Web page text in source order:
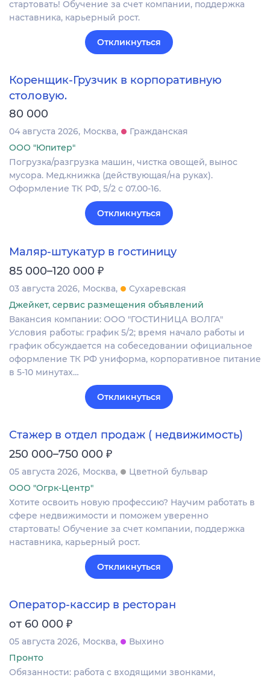
стартовать! Обучение за счет компании, поддержка
наставника, карьерный рост.
Откликнуться
Коренщик-Грузчик в корпоративную
столовую.
80 000
04 августа 2026 Москва
Гражданская
ООО "Юпитер"
Погрузка/разгрузка машин, чистка овощей, вынос
мусора. Мед.книжка (действующая/на руках).
Оформление ТК РФ, 5/2 с 07.00-16.
Откликнуться
Маляр-штукатур в гостиницу
85 000–120 000 ₽
03 августа 2026 Москва
Сухаревская
Джейкет, сервис размещения объявлений
Вакансия компании: ООО "ГОСТИНИЦА ВОЛГА"
Условия работы: график 5/2; время начало работы и
график обсуждается на собеседовании официальное
оформление ТК РФ униформа, корпоративное питание
в 5-10 минутах…
Откликнуться
Стажер в отдел продаж ( недвижимость)
250 000–750 000 ₽
05 августа 2026 Москва
Цветной бульвар
ООО "Огрк-Центр"
Хотите освоить новую профессию? Научим работать в
сфере недвижимости и поможем уверенно
стартовать! Обучение за счет компании, поддержка
наставника, карьерный рост.
Откликнуться
Оператор-кассир в ресторан
от 60 000 ₽
05 августа 2026 Москва
Выхино
Пронто
Обязанности: работа с входящими звонками,